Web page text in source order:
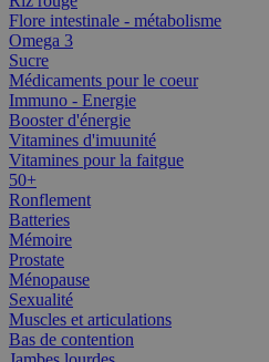
Flore intestinale - métabolisme
Omega 3
Sucre
Médicaments pour le coeur
Immuno - Energie
Booster d'énergie
Vitamines d'imuunité
Vitamines pour la faitgue
50+
Ronflement
Batteries
Mémoire
Prostate
Ménopause
Sexualité
Muscles et articulations
Bas de contention